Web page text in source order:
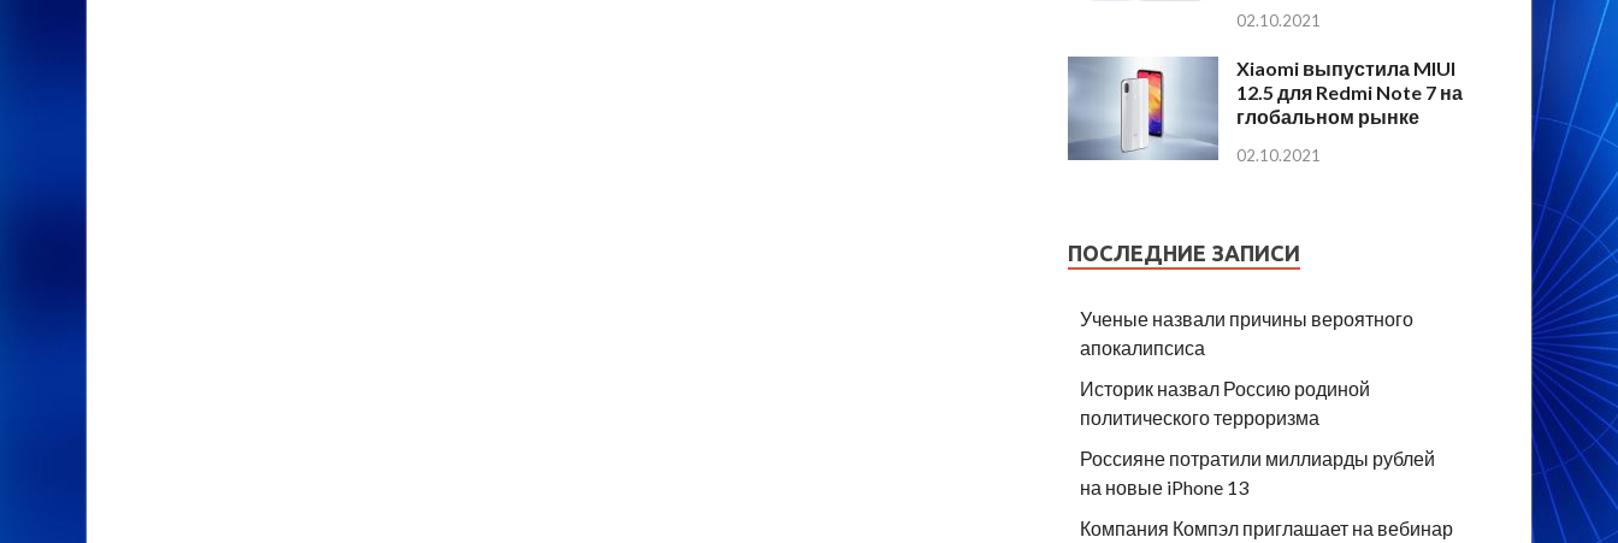
02.10.2021
Xiaomi выпустила MIUI
12.5 для Redmi Note 7 на
глобальном рынке
02.10.2021
ПОСЛЕДНИЕ ЗАПИСИ
Ученые назвали причины вероятного
апокалипсиса
Историк назвал Россию родиной
политического терроризма
Россияне потратили миллиарды рублей
на новые iPhone 13
Компания Компэл приглашает на вебинар